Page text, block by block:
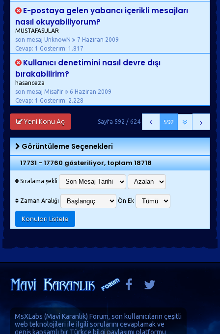
E-postaya gelen yabancı içerikli mesajları
nasıl okuyabiliyorum?
MUSTAFASULAR
son mesaj UnknowN
7 Haziran 2009
Cevap: 1 Gösterim: 1.817
Kullanıcı denetimini nasıl devre dışı
bırakabilirim?
hasanceza
son mesaj Misafir
6 Haziran 2009
Cevap: 1 Gösterim: 2.228
Yeni Konu Aç 592
Sayfa 592 / 624
Görüntüleme Seçenekleri
17731 - 17760 gösteriliyor, toplam 18718
Sıralama şekli
Zaman Aralığı Ön Ek
MsXLabs (Mavi Karanlık) Forum, son kullanıcıların çeşitli
web teknolojileri ile ilgili sorularını cevaplamak ve
geniş kapsamlı bir Türkçe bilgi paylaşımı platformu